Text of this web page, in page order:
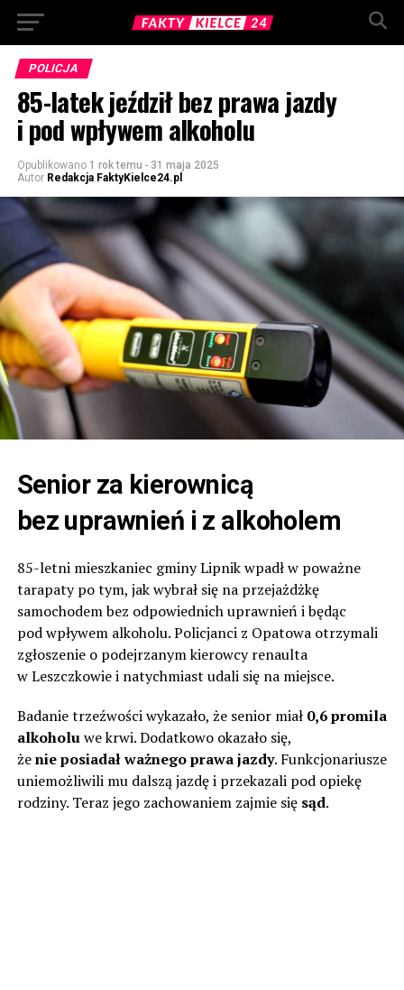
POLICJA
85-latek jeździł bez prawa jazdy
i pod wpływem alkoholu
Opublikowano 1 rok temu - 31 maja 2025
Autor Redakcja FaktyKielce24.pl
Senior za kierownicą
bez uprawnień i z alkoholem
85-letni mieszkaniec gminy Lipnik wpadł w poważne
tarapaty po tym, jak wybrał się na przejażdżkę
samochodem bez odpowiednich uprawnień i będąc
pod wpływem alkoholu. Policjanci z Opatowa otrzymali
zgłoszenie o podejrzanym kierowcy renaulta
w Leszczkowie i natychmiast udali się na miejsce.
Badanie trzeźwości wykazało, że senior miał 0,6 promila
alkoholuwe krwi. Dodatkowo okazało się,
żenie posiadał ważnego prawa jazdy. Funkcjonariusze
uniemożliwili mu dalszą jazdę i przekazali pod opiekę
rodziny. Teraz jego zachowaniem zajmie się sąd.